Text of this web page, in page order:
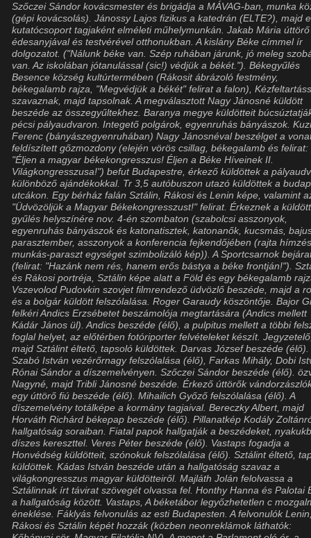
Szőczei Sándor kovácsmester és brigádja a MÁVAG-ban, munka
(gépi kovácsolás). Jánossy Lajos fizikus a katedrán (ELTE?), majd
kutatócsoport tagjaként elméleti műhelymunkán. Jakab Mária úttörő
édesanyjával és testvérével otthonukban. A kislány Béke címmel ír
dolgozatot. ("Nálunk béke van. Szép ruhában járunk, jó meleg
van. Az iskolában jótanulással (sic!) védjük a békét."). Békegyűlés
Besence község kultúrtermében (Rákosit ábrázoló festmény,
békegalamb rajza, "Megvédjük a békét" felirat a falon),
szavaznak, majd tapsolnak. A megválasztott Nagy Jánosné küldött
beszéde az összegyűltekhez. Baranya megye küldötteit
pécsi pályaudvaron. Integető polgárok, egyenruhás bányászok.
Ferenc (bányászegyenruhában) Nagy Jánosnéval beszélget a
feldíszített gőzmozdony (elején vörös csillag, békegalamb és felirat:
"Éljen a magyar békekongresszus! Éljen a Béke Híveinek II.
Világkongresszusa!") befut Budapestre, érkező küldöttek a
különböző ajándékokkal. Tr 3,5 autóbuszon utazó küldöttek a
utcákon. Egy bérház falán Sztálin, Rákosi és Lenin képe, valamint
"Üdvözöljük a Magyar Békekongresszust!" felirat. Érkeznek a
gyűlés helyszínére nov. 4-én szombaton (szabolcsi asszonyok,
egyenruhás bányászok és katonatisztek, katonanők, kucsmás,
parasztember, asszonyok a konferencia fejkendőjében (rajta
munkás-paraszt egységet szimbolizáló kép)). A Sportcsarnok
(felirat: "Hazánk nem rés, hanem erős bástya a béke frontján!").
és Rákosi portréja, Sztálin képe alatt a Föld és egy békegalamb
Vszevolod Pudovkin szovjet filmrendező üdvözlő beszéde, majd a
és a bolgár küldött felszólalása. Roger Garaudy köszöntője. Bajor
felkéri Andics Erzsébetet beszámolója megtartására (Andics mellett
Kádár János ül). Andics beszéde (élő), a pulpitus mellett a többi
foglal helyet, az előtérben fotóriporter felvételeket készít.
majd Sztálint éltető, tapsoló küldöttek. Darvas József beszéde (élő).
Szabó István vezérőrnagy felszólalása (élő), Farkas Mihály, Dobi
Rónai Sándor a díszemelvényen. Szőczei Sándor beszéde (élő).
Nagyné, majd Tribli Jánosné beszéde. Érkező úttörők
egy úttörő fiú beszéde (élő). Mihailich Győző felszólalása (élő). A
díszemelvény totálképe a kormány tagjaival. Bereczky Albert, majd
Horváth Richárd békepap beszéde (élő). Pillanatkép Kodály
hallgatóság soraiban. Fiatal papok hallgatják a beszédeket,
díszes kereszttel. Veres Péter beszéde (élő). Vastaps fogadja a
Honvédség küldötteit, szónokuk felszólalása (élő). Sztálint éltető,
küldöttek. Kádas István beszéde után a hallgatóság szavaz a
világkongresszus magyar küldötteiről. Majláth Jolán felolvassa a
Sztálinnak írt távirat szövegét olvassa fel. Honthy Hanna és Palotai
a hallgatóság között. Vastaps, A béketábor legyőzhetetlen c
éneklése. Fáklyás felvonulás az esti Budapesten. A felvonulók
Rákosi és Sztálin képét hozzák (közben neonreklámok láthatók: